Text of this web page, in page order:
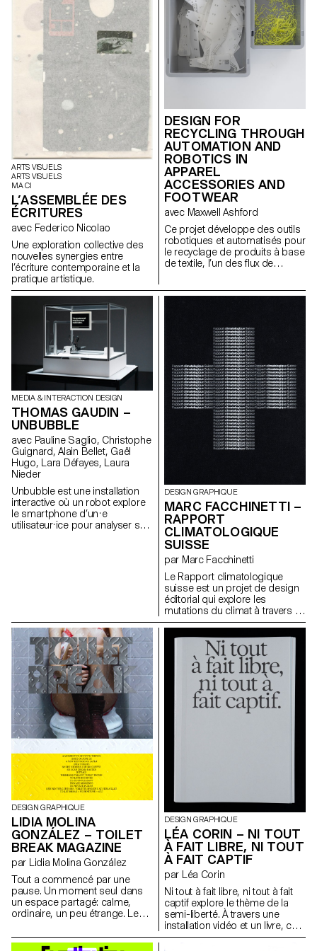
ARTS VISUELS
ARTS VISUELS
MA CI
L’ASSEMBLÉE DES
ÉCRITURES
avec Federico Nicolao
Une exploration collective des
nouvelles synergies entre
l’écriture contemporaine et la
pratique artistique.
DESIGN FOR
RECYCLING THROUGH
AUTOMATION AND
ROBOTICS IN
APPAREL
ACCESSORIES AND
FOOTWEAR
avec Maxwell Ashford
Ce projet développe des outils
robotiques et automatisés pour
le recyclage de produits à base
de textile, l’un des flux de
contemporains pour démonter
MEDIA & INTERACTION DESIGN
THOMAS GAUDIN –
UNBUBBLE
avec Pauline Saglio, Christophe
Guignard, Alain Bellet, Gaël
Hugo, Lara Défayes, Laura
Nieder
Unbubble est une installation
interactive où un robot explore
le smartphone d’un·e
utilisateur·ice pour analyser son
ligne façonnent une réalité sur-
mesure qui filtre, trie, suggère
et limite parfois l’horizon.
Unbubble questionne
comment nos traces
numériques construisent une
image fragmentée de nous-
mêmes, utilisée pour orienter
nos choix, nos envies et notre
attention. L’installation invite à
prendre conscience de ces
logiques et ouvre un espace
pour imaginer d’autres récits,
façons de naviguer et mondes
à explorer au-delà des sentiers
tracés par les algorithmes.
DESIGN GRAPHIQUE
MARC FACCHINETTI –
RAPPORT
CLIMATOLOGIQUE
SUISSE
par Marc Facchinetti
Le Rapport climatologique
suisse est un projet de design
éditorial qui explore les
mutations du climat à travers la
donnée. Construit à partir de
récents, mis en perspective
avec des moyennes historiques
remontant parfois à plus de
150 ans, le livre s’appuie sur
des plugins développés sur
mesure pour InDesign. Ces
outils traduisent des données
climatique. Le projet propose
un regard infographique brut et
précis.
DESIGN GRAPHIQUE
LIDIA MOLINA
GONZÁLEZ – TOILET
BREAK MAGAZINE
par Lidia Molina González
Tout a commencé par une
pause. Un moment seul dans
un espace partagé: calme,
ordinaire, un peu étrange. Les
l’endroit où l’on cherche de
grandes idées, et c’est
DESIGN GRAPHIQUE
LÉA CORIN – NI TOUT
À FAIT LIBRE, NI TOUT
À FAIT CAPTIF
par Léa Corin
Ni tout à fait libre, ni tout à fait
captif explore le thème de la
semi-liberté. À travers une
installation vidéo et un livre, ce
projet archive et documente les
activités d’une association